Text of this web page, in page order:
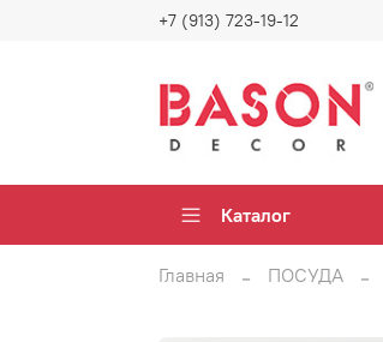
+7 (913) 723-19-12
Каталог
Главная ПОСУДА